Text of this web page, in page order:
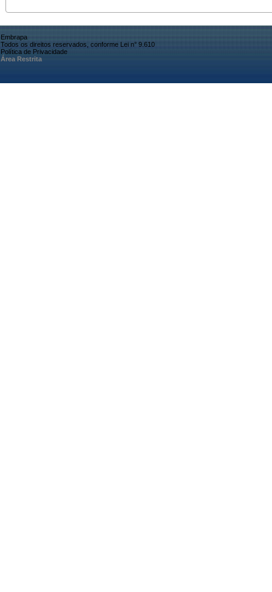
Embrapa
Todos os direitos reservados, conforme Lei n° 9.610
Política de Privacidade
Área Restrita